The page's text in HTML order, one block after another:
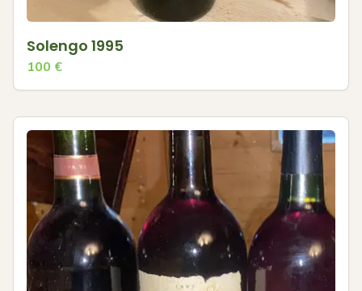
Solengo 1995
100 €